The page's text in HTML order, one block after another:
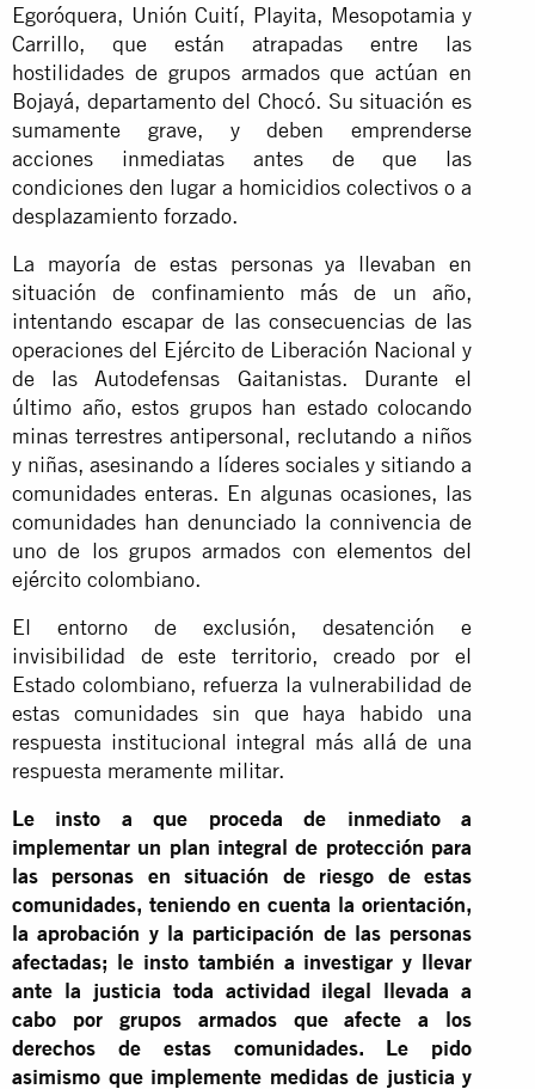
Egoróquera, Unión Cuití, Playita, Mesopotamia y
Carrillo, que están atrapadas entre las
hostilidades de grupos armados que actúan en
Bojayá, departamento del Chocó. Su situación es
sumamente grave, y deben emprenderse
acciones inmediatas antes de que las
condiciones den lugar a homicidios colectivos o a
desplazamiento forzado.
La mayoría de estas personas ya llevaban en
situación de confinamiento más de un año,
intentando escapar de las consecuencias de las
operaciones del Ejército de Liberación Nacional y
de las Autodefensas Gaitanistas. Durante el
último año, estos grupos han estado colocando
minas terrestres antipersonal, reclutando a niños
y niñas, asesinando a líderes sociales y sitiando a
comunidades enteras. En algunas ocasiones, las
comunidades han denunciado la connivencia de
uno de los grupos armados con elementos del
ejército colombiano.
El entorno de exclusión, desatención e
invisibilidad de este territorio, creado por el
Estado colombiano, refuerza la vulnerabilidad de
estas comunidades sin que haya habido una
respuesta institucional integral más allá de una
respuesta meramente militar.
Le insto a que proceda de inmediato a
implementar un plan integral de protección para
las personas en situación de riesgo de estas
comunidades, teniendo en cuenta la orientación,
la aprobación y la participación de las personas
afectadas; le insto también a investigar y llevar
ante la justicia toda actividad ilegal llevada a
cabo por grupos armados que afecte a los
derechos de estas comunidades. Le pido
asimismo que implemente medidas de justicia y